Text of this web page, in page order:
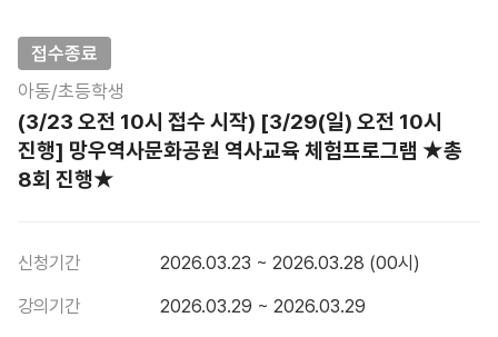
접수종료
아동/초등학생
(3/23 오전 10시 접수 시작) [3/29(일) 오전 10시
진행] 망우역사문화공원 역사교육 체험프로그램 ★총
8회 진행★
신청기간
2026.03.23 ~ 2026.03.28 (00시)
강의기간
2026.03.29 ~ 2026.03.29